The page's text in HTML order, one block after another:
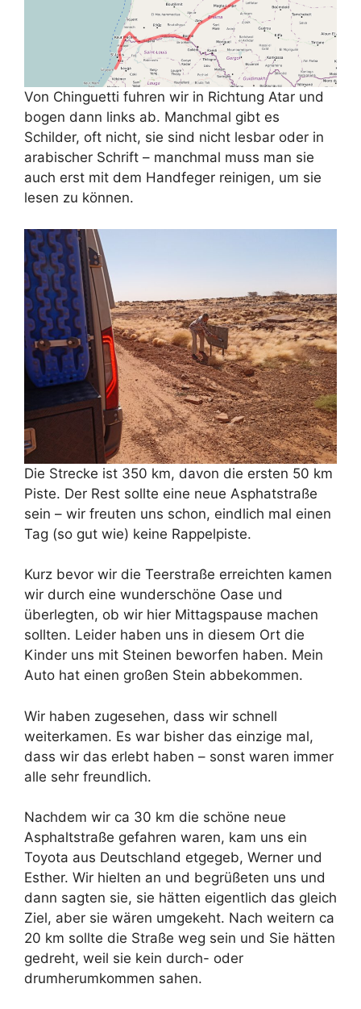
Von Chinguetti fuhren wir in Richtung Atar und
bogen dann links ab. Manchmal gibt es
Schilder, oft nicht, sie sind nicht lesbar oder in
arabischer Schrift – manchmal muss man sie
auch erst mit dem Handfeger reinigen, um sie
lesen zu können.
Die Strecke ist 350 km, davon die ersten 50 km
Piste. Der Rest sollte eine neue Asphatstraße
sein – wir freuten uns schon, eindlich mal einen
Tag (so gut wie) keine Rappelpiste.
Kurz bevor wir die Teerstraße erreichten kamen
wir durch eine wunderschöne Oase und
überlegten, ob wir hier Mittagspause machen
sollten. Leider haben uns in diesem Ort die
Kinder uns mit Steinen beworfen haben. Mein
Auto hat einen großen Stein abbekommen.
Wir haben zugesehen, dass wir schnell
weiterkamen. Es war bisher das einzige mal,
dass wir das erlebt haben – sonst waren immer
alle sehr freundlich.
Nachdem wir ca 30 km die schöne neue
Asphaltstraße gefahren waren, kam uns ein
Toyota aus Deutschland etgegeb, Werner und
Esther. Wir hielten an und begrüßeten uns und
dann sagten sie, sie hätten eigentlich das gleich
Ziel, aber sie wären umgekeht. Nach weitern ca
20 km sollte die Straße weg sein und Sie hätten
gedreht, weil sie kein durch- oder
drumherumkommen sahen.